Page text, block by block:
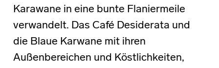
Karawane in eine bunte Flaniermeile
verwandelt. Das Café Desiderata und
die Blaue Karwane mit ihren
Außenbereichen und Köstlichkeiten,